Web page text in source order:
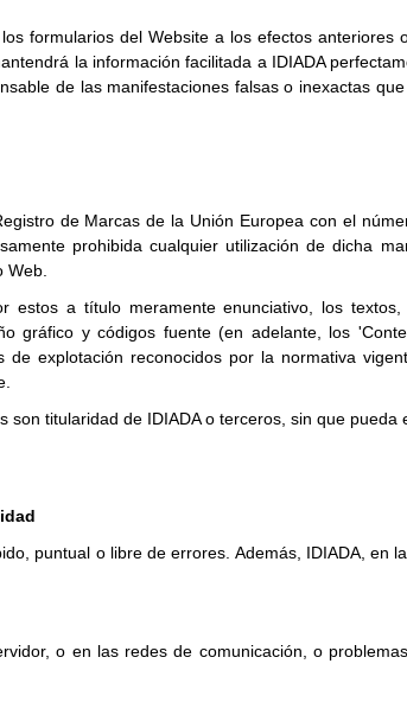
formularios del Website a los efectos
la información facilitada a IDIADA
de las manifestaciones falsas o inexactas
de Marcas de la Unión Europea con el
prohibida cualquier utilización de dicha
Web.
estos a título meramente enunciativo, los
gráfico y códigos fuente (en adelante, los
explotación reconocidos por la normativa
titularidad de IDIADA o terceros, sin que
puntual o libre de errores. Además, IDIADA,
o en las redes de comunicación, o